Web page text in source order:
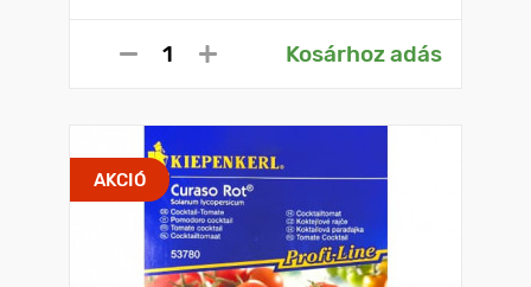
Kosárhoz adás
AKCIÓ